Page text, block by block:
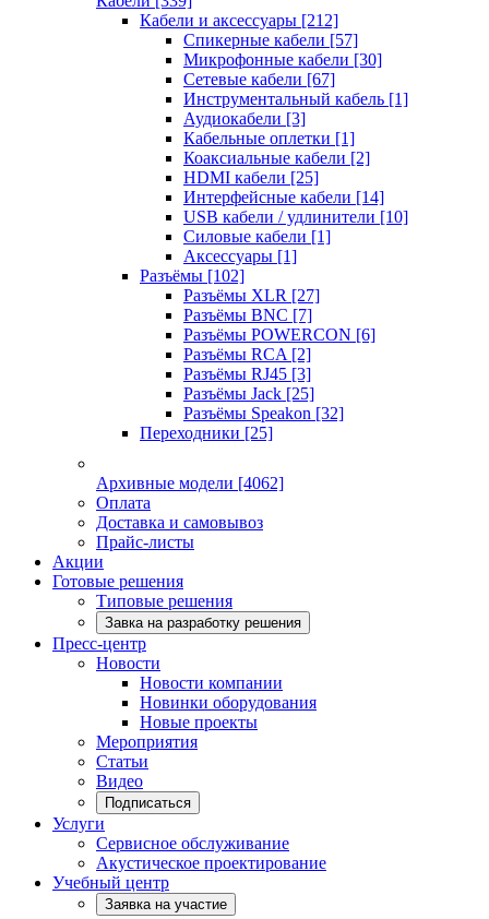
Кабели и аксессуары [212]
Спикерные кабели [57]
Микрофонные кабели [30]
Сетевые кабели [67]
Инструментальный кабель [1]
Аудиокабели [3]
Кабельные оплетки [1]
Коаксиальные кабели [2]
HDMI кабели [25]
Интерфейсные кабели [14]
USB кабели / удлинители [10]
Силовые кабели [1]
Аксессуары [1]
Разъёмы [102]
Разъёмы XLR [27]
Разъёмы BNC [7]
Разъёмы POWERCON [6]
Разъёмы RCA [2]
Разъёмы RJ45 [3]
Разъёмы Jack [25]
Разъёмы Speakon [32]
Переходники [25]
Архивные модели [4062]
Оплата
Доставка и самовывоз
Прайс-листы
Акции
Готовые решения
Типовые решения
Завка на разработку решения
Пресс-центр
Новости
Новости компании
Новинки оборудования
Новые проекты
Мероприятия
Статьи
Видео
Подписаться
Услуги
Сервисное обслуживание
Акустическое проектирование
Учебный центр
Заявка на участие